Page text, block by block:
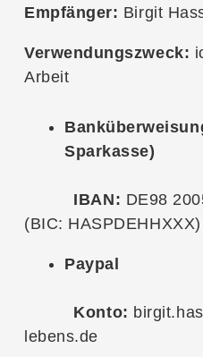
Empfänger: Birgit
Verwendungszweck:
Arbeit
Sparkasse)
IBAN: DE98
(BIC: HASPDEHHXXX)
Paypal
Konto:
lebens.de